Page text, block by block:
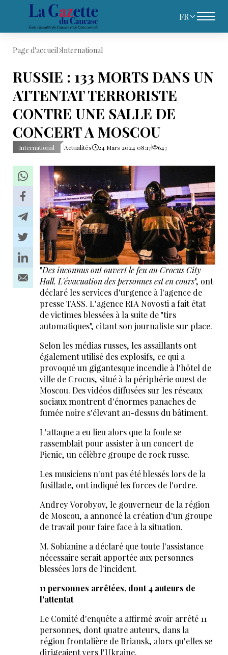
FR
Page d'accueil International
RUSSIE : 133 MORTS DANS UN
ATTENTAT TERRORISTE
CONTRE UNE SALLE DE
CONCERT A MOSCOU
International Actualités 24 Mars 2024 08:17 647
"Des inconnus ont ouvert le feu au Crocus City
Hall. L'évacuation des personnes est en cours", ont
déclaré les services d'urgence à l'agence de
presse TASS. L'agence RIA Novosti a fait état
de victimes blessées à la suite de "tirs
automatiques", citant son journaliste sur place.
Selon les médias russes, les assaillants ont
également utilisé des explosifs, ce qui a
provoqué un gigantesque incendie à l'hôtel de
ville de Crocus, situé à la périphérie ouest de
Moscou. Des vidéos diffusées sur les réseaux
sociaux montrent d'énormes panaches de
fumée noire s'élevant au-dessus du bâtiment.
L'attaque a eu lieu alors que la foule se
rassemblait pour assister à un concert de
Picnic, un célèbre groupe de rock russe.
Les musiciens n'ont pas été blessés lors de la
fusillade, ont indiqué les forces de l'ordre.
Andrey Vorobyov, le gouverneur de la région
de Moscou, a annoncé la création d'un groupe
de travail pour faire face à la situation.
M. Sobianine a déclaré que toute l'assistance
nécessaire serait apportée aux personnes
blessées lors de l'incident.
11 personnes arrêtées, dont 4 auteurs de
l'attentat
Le Comité d'enquête a affirmé avoir arrêté 11
personnes, dont quatre auteurs, dans la
région frontalière de Briansk, alors qu'elles se
dirigeaient vers l'Ukraine.